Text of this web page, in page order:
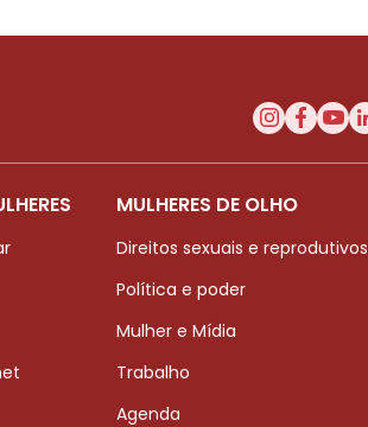
MULHERES DE OLHO
Direitos sexuais e reprodutivos
Política e poder
Mulher e Mídia
Trabalho
Agenda